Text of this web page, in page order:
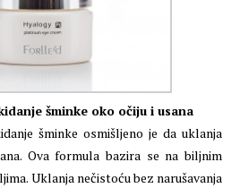
šminke oko očiju i usana
šminke osmišljeno je da uklanja
Ova formula bazira se na biljnim
Uklanja nečistoću bez narušavanja